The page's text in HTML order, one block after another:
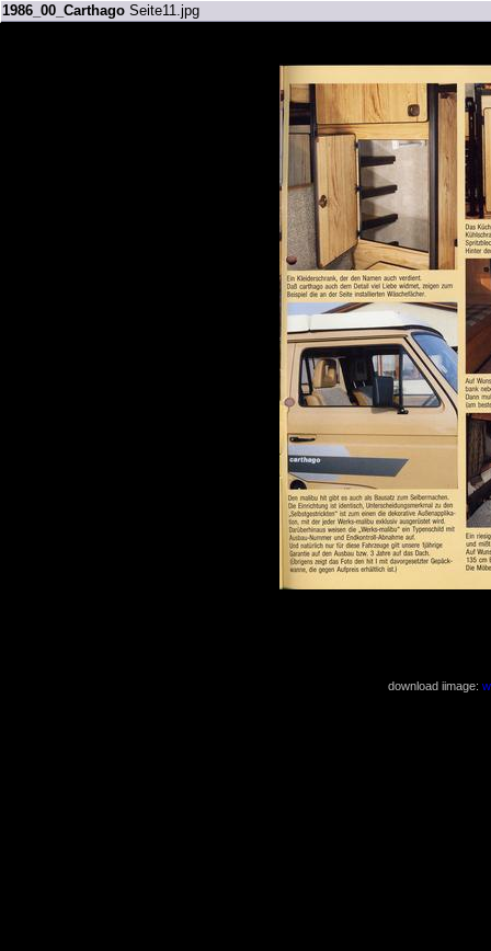
1986_00_CarthagoSeite11.jpg
download iimage: